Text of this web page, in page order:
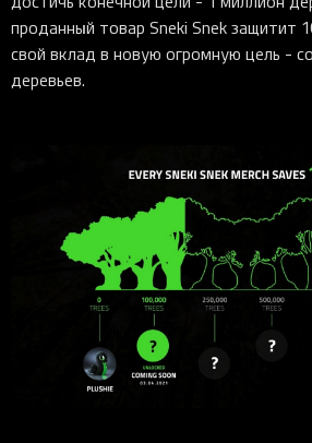
проданный товар Sneki Snek защитит
свой вклад в новую огромную цель -
деревьев.